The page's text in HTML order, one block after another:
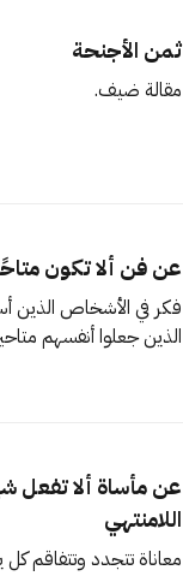
ثمن الأجنحة
مقالة ضيف.
عن فن ألا تكون
فكر في الأشخاص الذين
الذين جعلوا أنفسهم
عن مأساة ألا تفعل
اللامنتهي
معاناة تتجدد وتتفاقم كل